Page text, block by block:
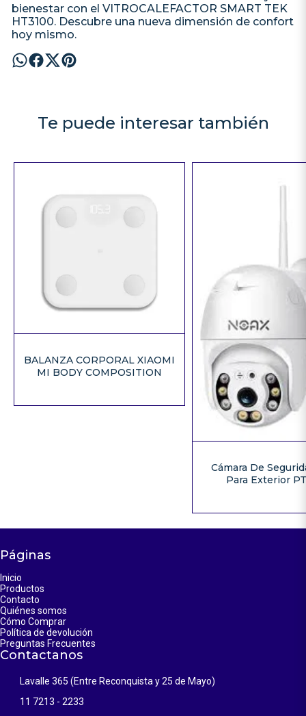
bienestar con el VITROCALEFACTOR SMART TEK
HT3100. Descubre una nueva dimensión de confort
hoy mismo.
Te puede interesar también
BALANZA CORPORAL XIAOMI
MI BODY COMPOSITION
Cámara De
Para Exterior
Páginas
Inicio
Productos
Contacto
Quiénes somos
Cómo Comprar
Política de devolución
Preguntas Frecuentes
Contactanos
Lavalle 365 (Entre Reconquista y 25 de Mayo)
11 7213 - 2233